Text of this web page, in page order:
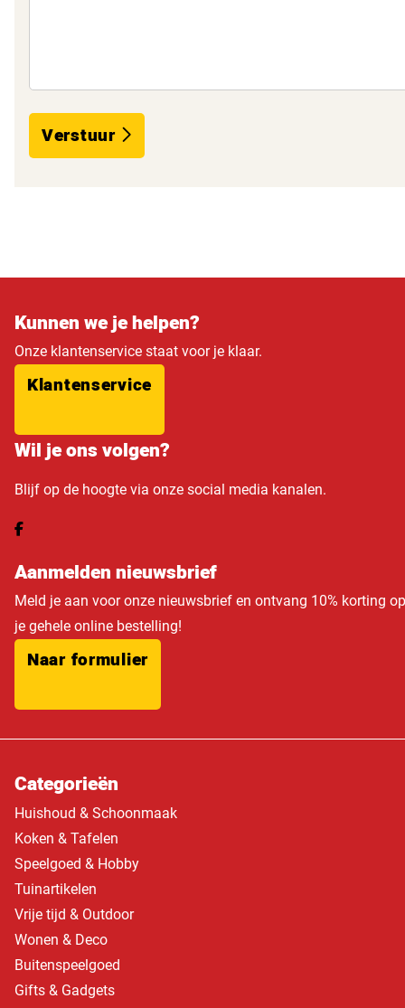
Verstuur
Kunnen we je helpen?
Onze klantenservice staat voor je klaar.
Klantenservice
Wil je ons volgen?
Blijf op de hoogte via onze social media kanalen.
Aanmelden nieuwsbrief
Meld je aan voor onze nieuwsbrief en ontvang 10% korting op
je gehele online bestelling!
Naar formulier
Categorieën
Huishoud & Schoonmaak
Koken & Tafelen
Speelgoed & Hobby
Tuinartikelen
Vrije tijd & Outdoor
Wonen & Deco
Buitenspeelgoed
Gifts & Gadgets